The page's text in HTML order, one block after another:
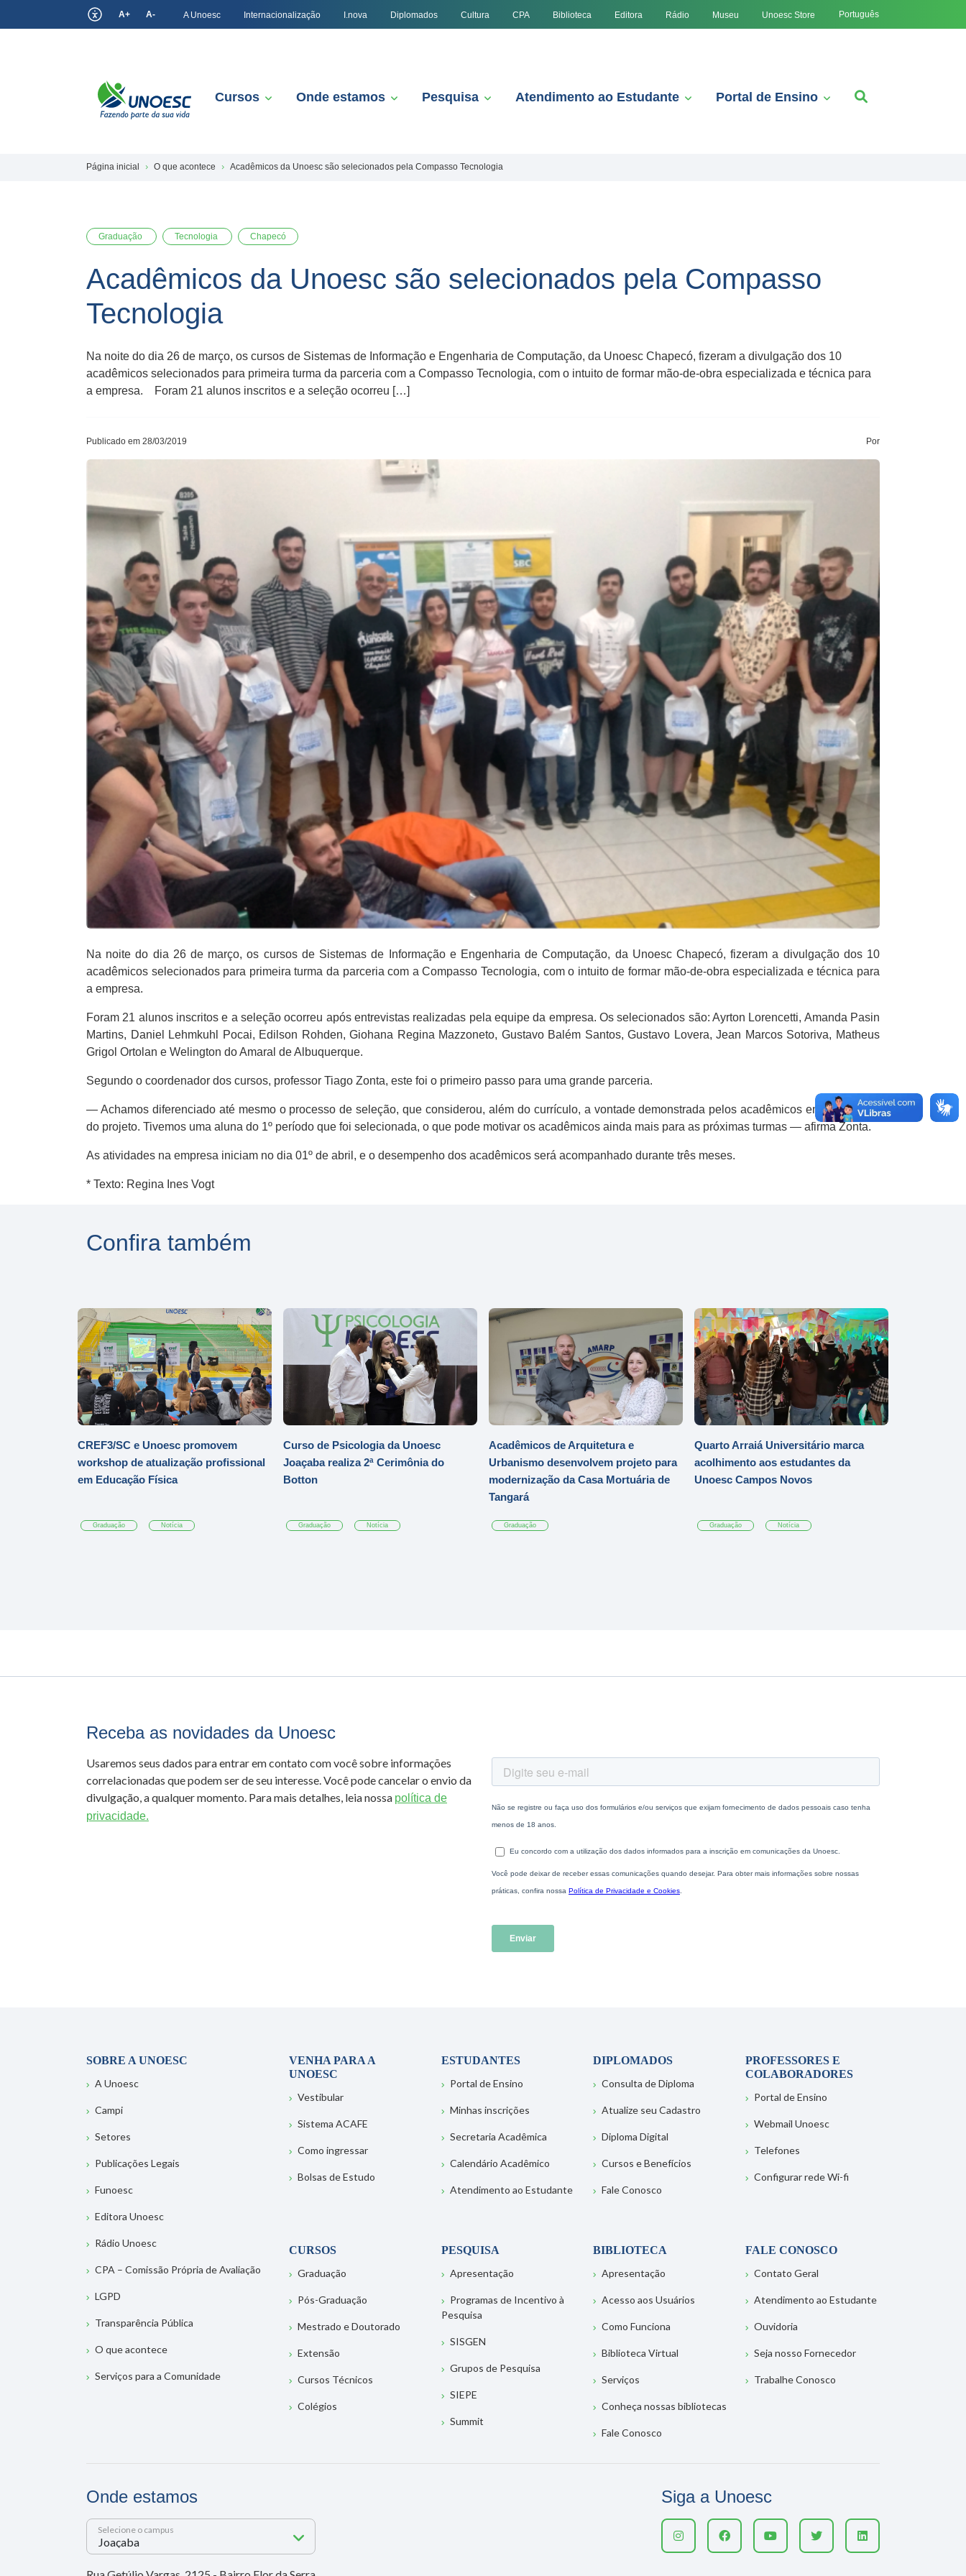
A+ A- A Unoesc Internacionalização I.nova Diplomados Cultura CPA Biblioteca Editora Rádio Museu Unoesc Store Português
Cursos Onde estamos Pesquisa Atendimento ao Estudante Portal de Ensino
Página inicial O que acontece Acadêmicos da Unoesc são selecionados pela Compasso Tecnologia
Graduação Tecnologia Chapecó
Acadêmicos da Unoesc são selecionados pela Compasso
Tecnologia
Na noite do dia 26 de março, os cursos de Sistemas de Informação e Engenharia de Computação, da Unoesc Chapecó, fizeram a divulgação dos 10
acadêmicos selecionados para primeira turma da parceria com a Compasso Tecnologia, com o intuito de formar mão-de-obra especializada e técnica para
a empresa. Foram 21 alunos inscritos e a seleção ocorreu […]
Publicado em 28/03/2019 Por
Na noite do dia 26 de março, os cursos de Sistemas de Informação e Engenharia de Computação, da Unoesc Chapecó, fizeram a divulgação dos 10
acadêmicos selecionados para primeira turma da parceria com a Compasso Tecnologia, com o intuito de formar mão-de-obra especializada e técnica para
a empresa.
Foram 21 alunos inscritos e a seleção ocorreu após entrevistas realizadas pela equipe da empresa. Os selecionados são: Ayrton Lorencetti, Amanda Pasin
Martins, Daniel Lehmkuhl Pocai, Edilson Rohden, Giohana Regina Mazzoneto, Gustavo Balém Santos, Gustavo Lovera, Jean Marcos Sotoriva, Matheus
Grigol Ortolan e Welington do Amaral de Albuquerque.
Segundo o coordenador dos cursos, professor Tiago Zonta, este foi o primeiro passo para uma grande parceria.
— Achamos diferenciado até mesmo o processo de seleção, que considerou, além do currículo, a vontade demonstrada pelos acadêmicos em fazer parte
do projeto. Tivemos uma aluna do 1º período que foi selecionada, o que pode motivar os acadêmicos ainda mais para as próximas turmas — afirma Zonta.
As atividades na empresa iniciam no dia 01º de abril, e o desempenho dos acadêmicos será acompanhado durante três meses.
* Texto: Regina Ines Vogt
Confira também
CREF3/SC e Unoesc promovem
workshop de atualização profissional
em Educação Física
Graduação Notícia
Curso de Psicologia da Unoesc
Joaçaba realiza 2ª Cerimônia do
Botton
Graduação Notícia
Acadêmicos de Arquitetura e
Urbanismo desenvolvem projeto para
modernização da Casa Mortuária de
Tangará
Graduação
Quarto Arraiá Universitário marca
acolhimento aos estudantes da
Unoesc Campos Novos
Graduação Notícia
Receba as novidades da Unoesc
Usaremos seus dados para entrar em contato com você sobre informações
correlacionadas que podem ser de seu interesse. Você pode cancelar o envio da
divulgação, a qualquer momento. Para mais detalhes, leia nossa política de
privacidade.
SOBRE A UNOESC
A Unoesc
Campi
Setores
Publicações Legais
Funoesc
Editora Unoesc
Rádio Unoesc
CPA – Comissão Própria de Avaliação
LGPD
Transparência Pública
O que acontece
Serviços para a Comunidade
VENHA PARA A
UNOESC
Vestibular
Sistema ACAFE
Como ingressar
Bolsas de Estudo
ESTUDANTES
Portal de Ensino
Minhas inscrições
Secretaria Acadêmica
Calendário Acadêmico
Atendimento ao Estudante
DIPLOMADOS
Consulta de Diploma
Atualize seu Cadastro
Diploma Digital
Cursos e Benefícios
Fale Conosco
PROFESSORES E
COLABORADORES
Portal de Ensino
Webmail Unoesc
Telefones
Configurar rede Wi-fi
CURSOS
Graduação
Pós-Graduação
Mestrado e Doutorado
Extensão
Cursos Técnicos
Colégios
PESQUISA
Apresentação
Programas de Incentivo à
Pesquisa
SISGEN
Grupos de Pesquisa
SIEPE
Summit
BIBLIOTECA
Apresentação
Acesso aos Usuários
Como Funciona
Biblioteca Virtual
Serviços
Conheça nossas bibliotecas
Fale Conosco
FALE CONOSCO
Contato Geral
Atendimento ao Estudante
Ouvidoria
Seja nosso Fornecedor
Trabalhe Conosco
Onde estamos
Selecione o campus
Siga a Unoesc